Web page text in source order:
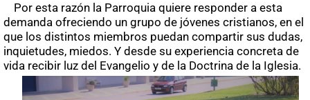
Por esta razón la Parroquia quiere responder a esta
demanda ofreciendo un grupo de jóvenes cristianos, en el
que los distintos miembros puedan compartir sus dudas,
inquietudes, miedos. Y desde su experiencia concreta de
vida recibir luz del Evangelio y de la Doctrina de la Iglesia.